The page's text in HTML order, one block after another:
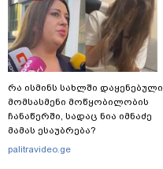
რა ისმინს სახლში დაყენებული
მომსასმენი მოწყობილობის
ჩანაწერში, სადაც ნია იმნაძე
მამას ესაუბრება?
palitravideo.ge